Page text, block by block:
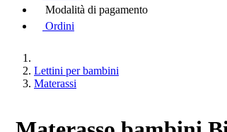
Modalità di pagamento
Ordini
Lettini per bambini
Materassi